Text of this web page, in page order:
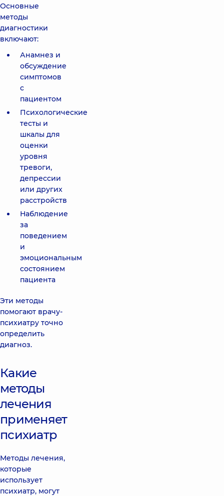
Основные
методы
диагностики
включают:
Анамнез и
обсуждение
симптомов
с
пациентом
Психологические
тесты и
шкалы для
оценки
уровня
тревоги,
депрессии
или других
расстройств
Наблюдение
за
поведением
и
эмоциональным
состоянием
пациента
Эти методы
помогают врачу-
психиатру точно
определить
диагноз.
Какие
методы
лечения
применяет
психиатр
Методы лечения,
которые
использует
психиатр, могут